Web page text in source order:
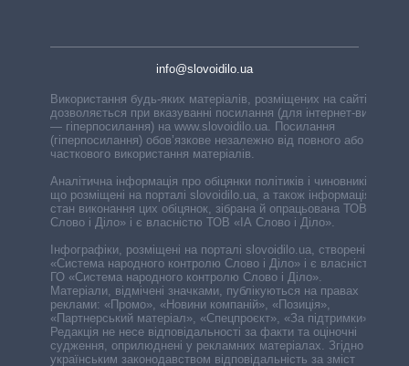
info@slovoidilo.ua
Використання будь-яких матеріалів, розміщених на сайті,
дозволяється при вказуванні посилання (для інтернет-видань
— гіперпосилання) на www.slovoidilo.ua. Посилання
(гіперпосилання) обов’язкове незалежно від повного або
часткового використання матеріалів.
Аналітична інформація про обіцянки політиків і чиновників,
що розміщені на порталі slovoidilo.ua, а також інформація про
стан виконання цих обіцянок, зібрана й опрацьована ТОВ «ІА
Слово і Діло» і є власністю ТОВ «ІА Слово і Діло».
Інфографіки, розміщені на порталі slovoidilo.ua, створені ГО
«Система народного контролю Слово і Діло» і є власністю
ГО «Система народного контролю Слово і Діло».
Матеріали, відмічені значками, публікуються на правах
реклами: «Промо», «Новини компаній», «Позиція»,
«Партнерський матеріал», «Спецпроєкт», «За підтримки».
Редакція не несе відповідальності за факти та оціночні
судження, оприлюднені у рекламних матеріалах. Згідно з
українським законодавством відповідальність за зміст